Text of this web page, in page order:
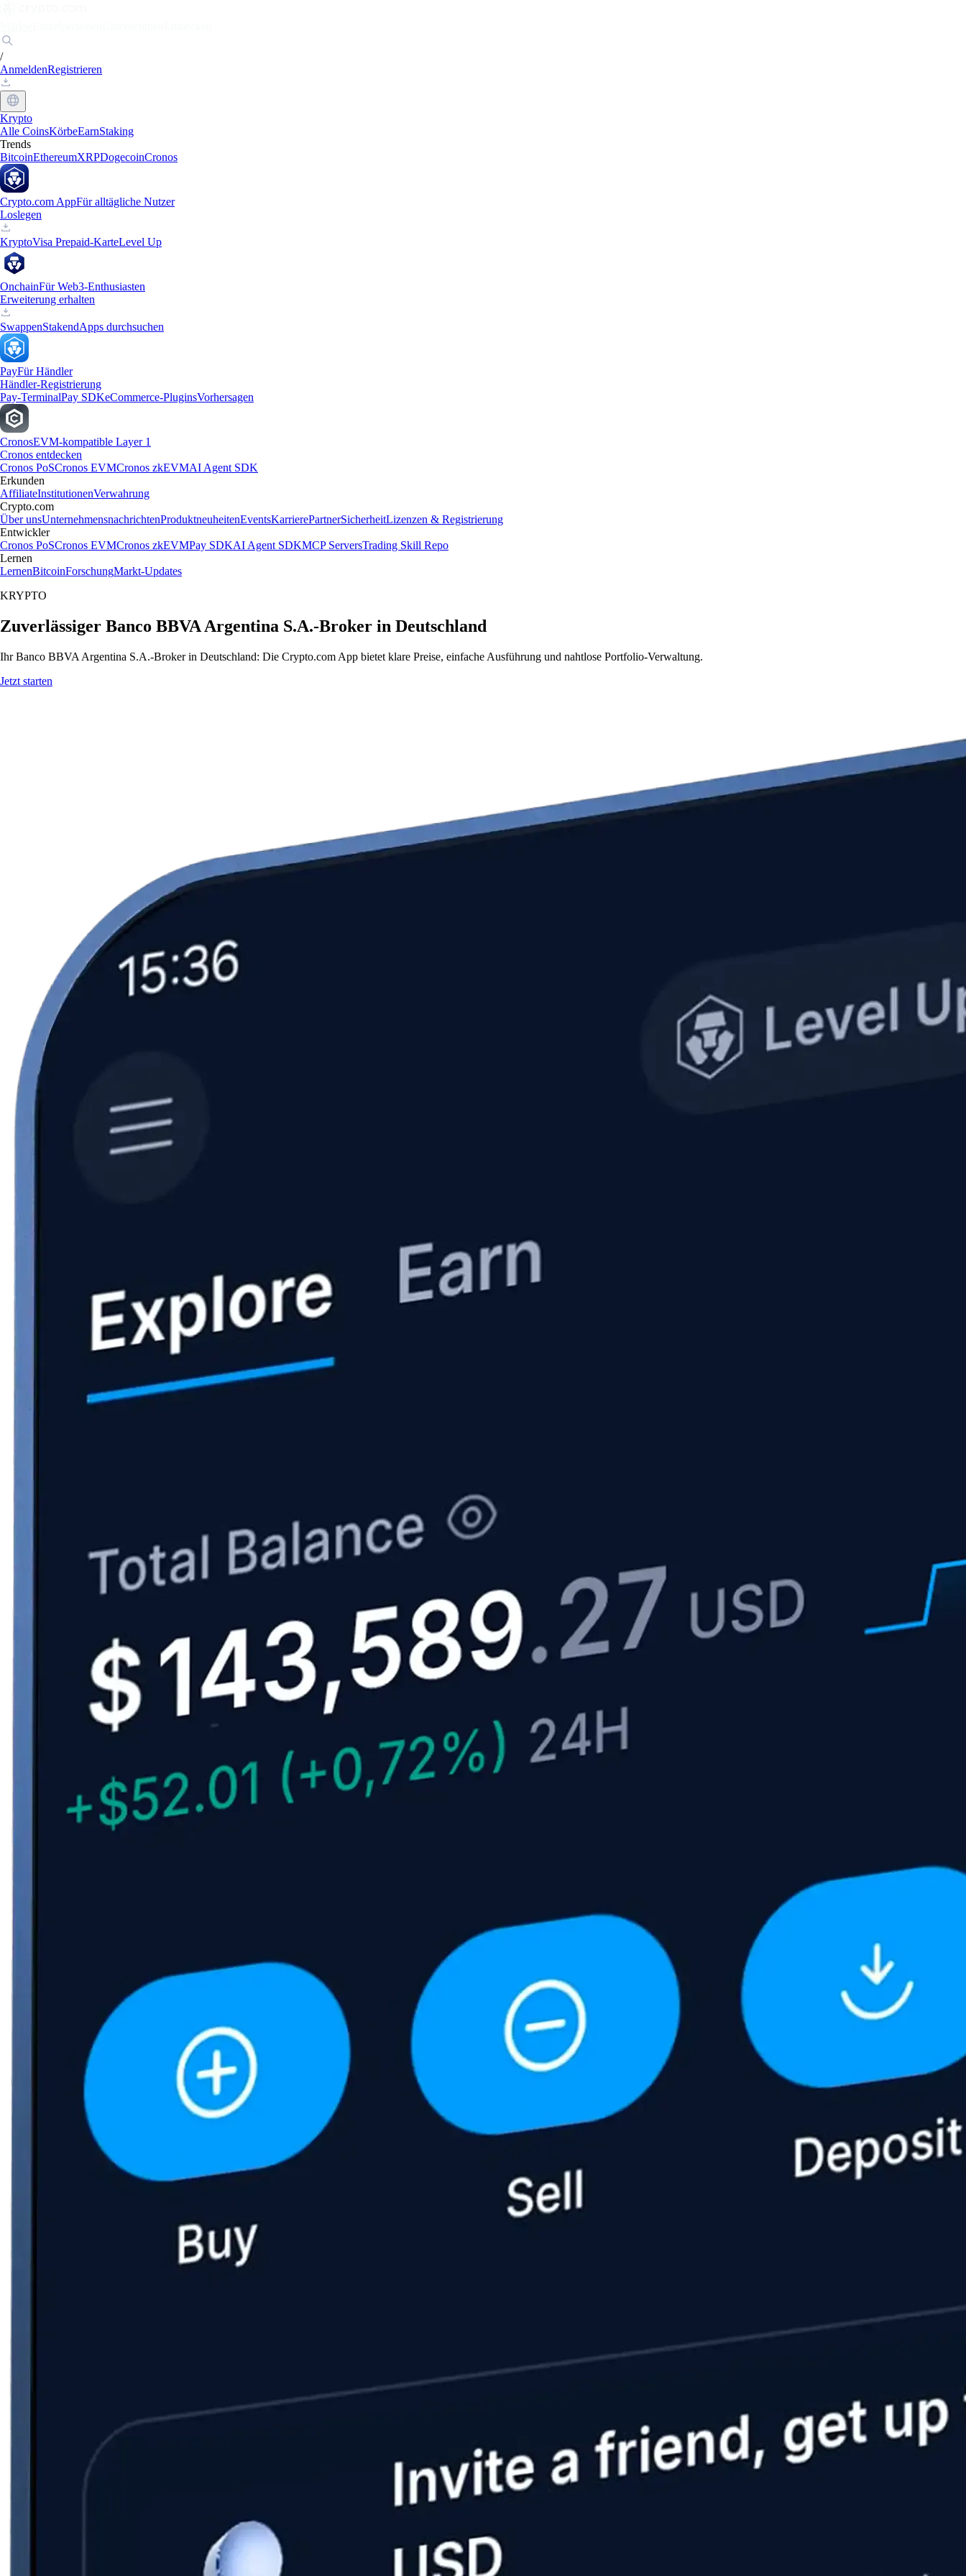
/
AnmeldenRegistrieren
Krypto
Alle CoinsKörbeEarnStaking
Trends
BitcoinEthereumXRPDogecoinCronos
Crypto.com AppFür alltägliche Nutzer
Loslegen
KryptoVisa Prepaid-KarteLevel Up
OnchainFür Web3-Enthusiasten
Erweiterung erhalten
SwappenStakendApps durchsuchen
PayFür Händler
Händler-Registrierung
Pay-TerminalPay SDKeCommerce-PluginsVorhersagen
CronosEVM-kompatible Layer 1
Cronos entdecken
Cronos PoSCronos EVMCronos zkEVMAI Agent SDK
Erkunden
AffiliateInstitutionenVerwahrung
Crypto.com
Über unsUnternehmensnachrichtenProduktneuheitenEventsKarrierePartnerSicherheitLizenzen & Registrierung
Entwickler
Cronos PoSCronos EVMCronos zkEVMPay SDKAI Agent SDKMCP ServersTrading Skill Repo
Lernen
LernenBitcoinForschungMarkt-Updates
KRYPTO
Zuverlässiger Banco BBVA Argentina S.A.-Broker in Deutschland
Ihr Banco BBVA Argentina S.A.-Broker in Deutschland: Die Crypto.com App bietet klare Preise, einfache Ausführung und nahtlose Portfolio-Verwaltung.
Jetzt starten